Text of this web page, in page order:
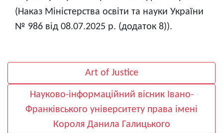
(Наказ Міністерства освіти та науки України
№ 986 від 08.07.2025 р. (додаток 8)).
Art of Justice
Науково-інформаційний вісник Івано-
Франківського університету права імені
Короля Данила Галицького